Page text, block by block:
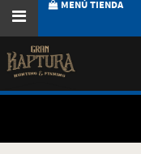
MENÚ TIENDA